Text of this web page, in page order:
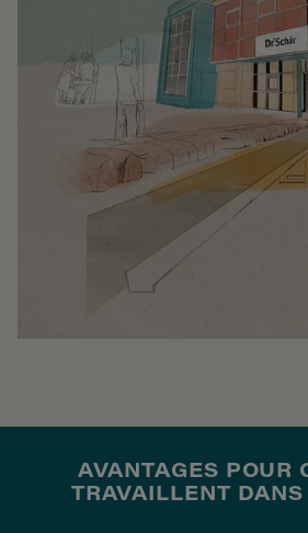
AVANTAGES POUR
TRAVAILLENT DANS